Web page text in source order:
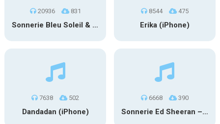
20936 831
Sonnerie Bleu Soleil & Luiza – Soleil Bleu
8544 475
Erika (iPhone)
7638 502
Dandadan (iPhone)
6668 390
Sonnerie Ed Sheeran – Azizam